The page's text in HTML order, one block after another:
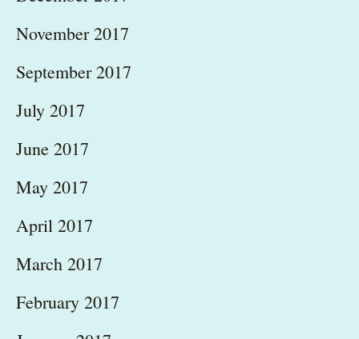
November 2017
September 2017
July 2017
June 2017
May 2017
April 2017
March 2017
February 2017